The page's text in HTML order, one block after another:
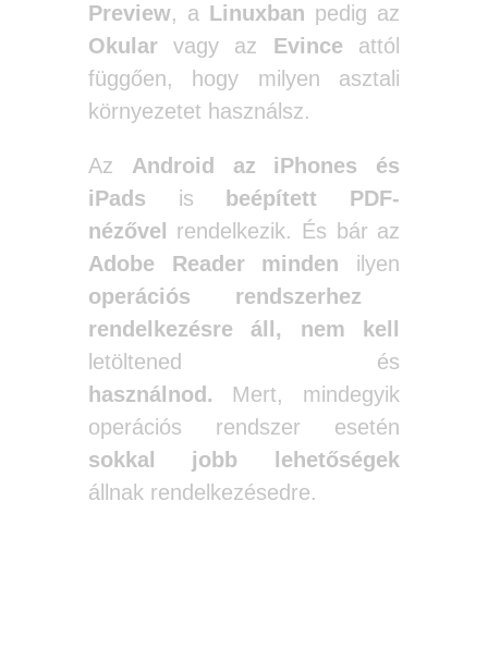
Preview, a Linuxban pedig az
Okularvagy az Evince attól
függően, hogy milyen asztali
környezetet használsz.
Az Android az iPhones és
iPads is
beépített PDF-
nézővel
rendelkezik. És bár az
Adobe Reader
minden ilyen
operációs rendszerhez
rendelkezésre áll,
nem kell
letöltened és
használnod. Mert, mindegyik
operációs rendszer esetén
sokkal jobb lehetőségek
állnak rendelkezésedre.